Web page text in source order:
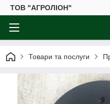
ТОВ "АГРОЛІОН"
Товари та послуги